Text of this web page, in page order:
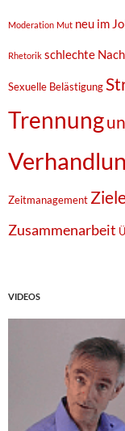
Moderation Mut neu im
Rhetorik schlechte
Sexuelle Belästigung
Trennung
Zeitmanagement
Zusammenarbeit
VIDEOS